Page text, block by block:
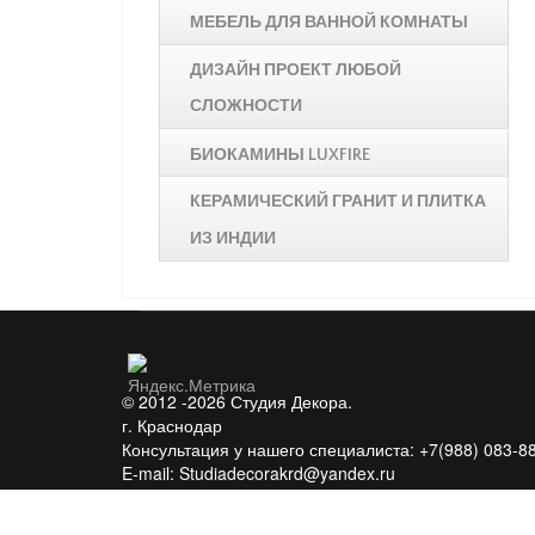
МЕБЕЛЬ ДЛЯ ВАННОЙ КОМНАТЫ
ДИЗАЙН ПРОЕКТ ЛЮБОЙ
СЛОЖНОСТИ
БИОКАМИНЫ LUXFIRE
КЕРАМИЧЕСКИЙ ГРАНИТ И ПЛИТКА
ИЗ ИНДИИ
© 2012 -2026 Студия Декора.
г. Краснодар
Консультация у нашего специалиста: +7(988) 083-
E-mail: Studiadecorakrd@yandex.ru